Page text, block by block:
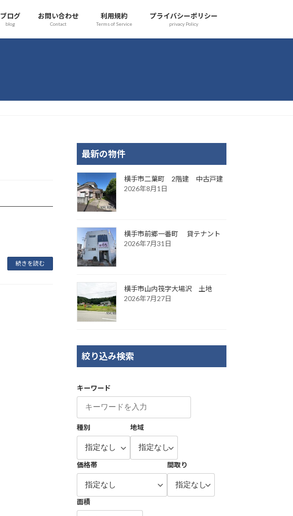
ブログ
blog
お問い合わせ
Contact
利用規約
Terms of Service
プライバシーポリシー
privacy Policy
続きを読む
最新の物件
横手市二葉町 2階建 中古戸建
2026年8月1日
横手市前郷一番町 貸テナント
2026年7月31日
横手市山内筏字大場沢 土地
2026年7月27日
絞り込み検索
キーワード
種別 地域
価格帯 間取り
面積